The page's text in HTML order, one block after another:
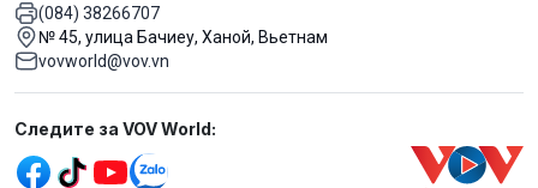
(084) 38266707
№ 45, улица Бачиеу, Ханой, Вьетнам
vovworld@vov.vn
Mạng xã hội
Следите за VOV World: